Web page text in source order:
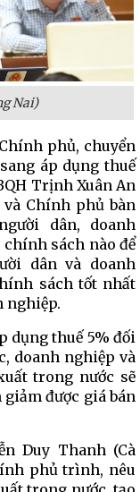
Nai)
phủ, chuyển
áp dụng thuế
Trịnh Xuân An
Chính phủ bàn
dân, doanh
sách nào để
dân và doanh
sách tốt nhất
nghiệp.
dụng thuế 5% đối
doanh nghiệp và
trong nước sẽ
được giá bán
Duy Thanh (Cà
phủ trình, nêu